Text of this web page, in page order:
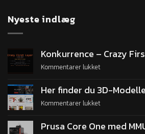
Nyeste indlæg
Konkurrence – Crazy
Kommentarer lukket
Her finder du 3D-
Kommentarer lukket
Prusa Core One med